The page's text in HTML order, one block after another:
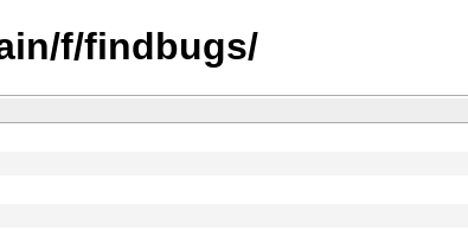
f/findbugs/